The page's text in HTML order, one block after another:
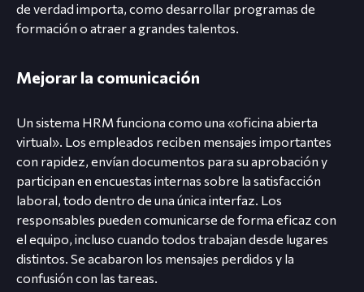
de verdad importa, como desarrollar programas de
formación o atraer a grandes talentos.
Mejorar la comunicación
Un sistema HRM funciona como una «oficina abierta
virtual». Los empleados reciben mensajes importantes
con rapidez, envían documentos para su aprobación y
participan en encuestas internas sobre la satisfacción
laboral, todo dentro de una única interfaz. Los
responsables pueden comunicarse de forma eficaz con
el equipo, incluso cuando todos trabajan desde lugares
distintos. Se acabaron los mensajes perdidos y la
confusión con las tareas.